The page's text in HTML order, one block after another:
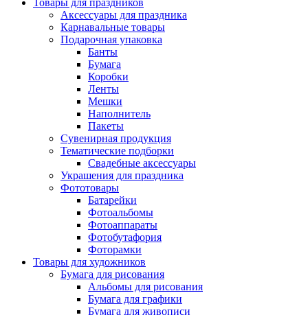
Товары для праздников
Аксессуары для праздника
Карнавальные товары
Подарочная упаковка
Банты
Бумага
Коробки
Ленты
Мешки
Наполнитель
Пакеты
Сувенирная продукция
Тематические подборки
Свадебные аксессуары
Украшения для праздника
Фототовары
Батарейки
Фотоальбомы
Фотоаппараты
Фотобутафория
Фоторамки
Товары для художников
Бумага для рисования
Альбомы для рисования
Бумага для графики
Бумага для живописи